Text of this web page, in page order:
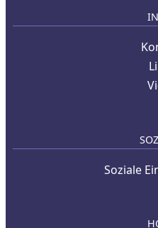
Soziale